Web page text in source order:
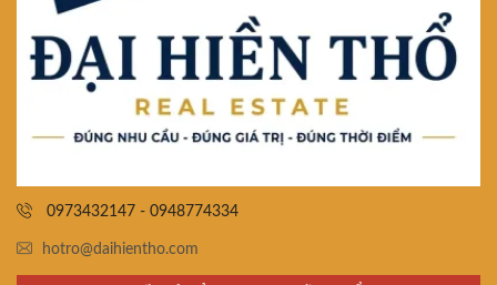
0973432147 - 0948774334
hotro@daihientho.com